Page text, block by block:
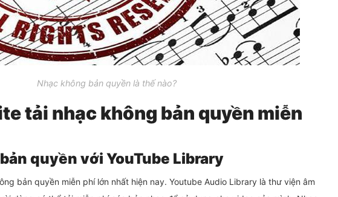
Nhạc không bản quyền là thế nào?
tải nhạc không bản quyền miễn
quyền với YouTube Library
bản quyền miễn phí lớn nhất hiện nay. Youtube Audio Library là thư viện âm